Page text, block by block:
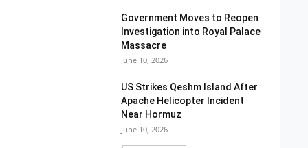
Government Moves to Reopen
Investigation into Royal Palace
Massacre
June 10, 2026
US Strikes Qeshm Island After
Apache Helicopter Incident
Near Hormuz
June 10, 2026